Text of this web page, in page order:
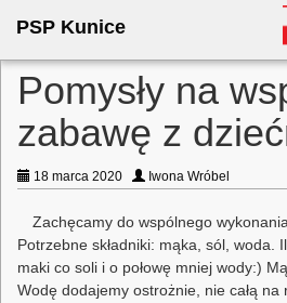
PSP Kunice
Pomysły na
zabawę z
18 marca 2020 Iwona Wróbel
Zachęcamy do wspólnego
Potrzebne składniki: mąka, sól, woda.
maki co soli i o połowę mniej wody:)
Wodę dodajemy ostrożnie, nie całą na